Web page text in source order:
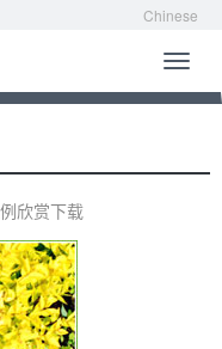
Chinese
导
航
菜
欣赏下载